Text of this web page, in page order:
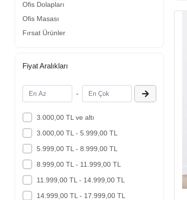
Ofis Dolapları
Ofis Masası
Fırsat Ürünler
Fiyat Aralıkları
-
3.000,00 TL ve altı
3.000,00 TL - 5.999,00 TL
5.999,00 TL - 8.999,00 TL
8.999,00 TL - 11.999,00 TL
11.999,00 TL - 14.999,00 TL
14.999,00 TL - 17.999,00 TL